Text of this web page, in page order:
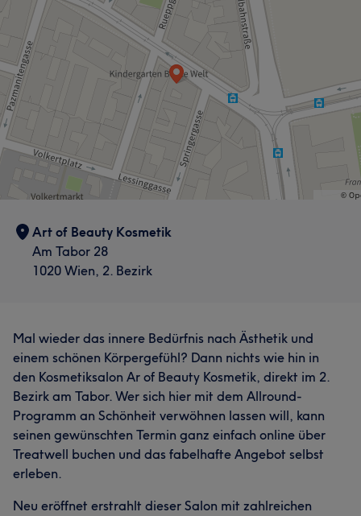
Art of Beauty Kosmetik
Am Tabor 28
1020 Wien, 2. Bezirk
Mal wieder das innere Bedürfnis nach Ästhetik und
einem schönen Körpergefühl? Dann nichts wie hin in
den Kosmetiksalon Ar of Beauty Kosmetik, direkt im 2.
Bezirk am Tabor. Wer sich hier mit dem Allround-
Programm an Schönheit verwöhnen lassen will, kann
seinen gewünschten Termin ganz einfach online über
Treatwell buchen und das fabelhafte Angebot selbst
erleben.
Neu eröffnet erstrahlt dieser Salon mit zahlreichen